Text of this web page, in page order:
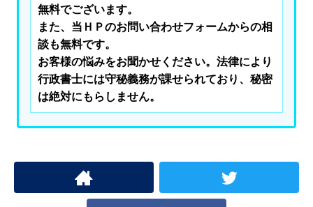
無料でございます。
また、当ＨＰのお問い合わせフォームからの相
談も無料です。
お客様の悩みをお聞かせください。法律により
行政書士には守秘義務が課せられており、秘密
は絶対にもらしません。